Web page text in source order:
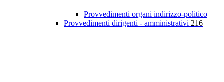
Provvedimenti organi indirizzo-politico
Provvedimenti dirigenti - amministrativi 216